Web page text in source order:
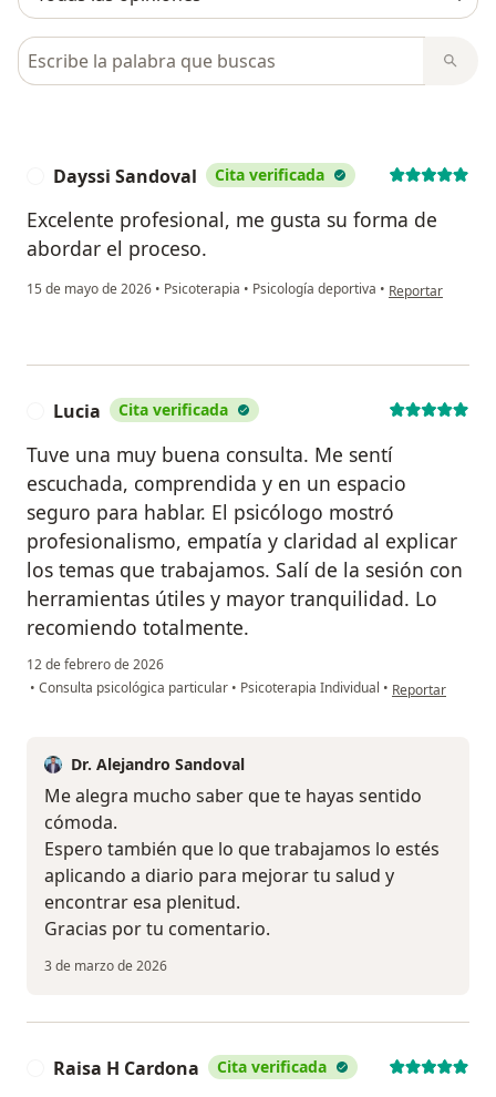
Busca en opiniones
Dayssi Sandoval Cita verificada
Excelente profesional, me gusta su forma de
abordar el proceso.
15 de mayo de 2026 • Psicoterapia • Psicología deportiva • en opinión del
Reportar
Lucia Cita verificada
Tuve una muy buena consulta. Me sentí
escuchada, comprendida y en un espacio
seguro para hablar. El psicólogo mostró
profesionalismo, empatía y claridad al explicar
los temas que trabajamos. Salí de la sesión con
herramientas útiles y mayor tranquilidad. Lo
recomiendo totalmente.
12 de febrero de 2026
• Consulta psicológica particular • Psicoterapia Individual • en opinión del
Reportar
Dr. Alejandro Sandoval
Me alegra mucho saber que te hayas sentido
cómoda.
Espero también que lo que trabajamos lo estés
aplicando a diario para mejorar tu salud y
encontrar esa plenitud.
Gracias por tu comentario.
3 de marzo de 2026
Raisa H Cardona Cita verificada